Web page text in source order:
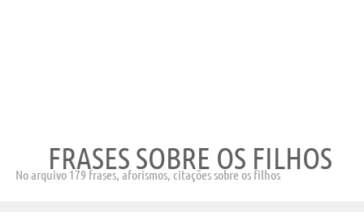
FRASES SOBRE OS FILHOS
No arquivo 179 frases, aforismos, citações sobre os filhos